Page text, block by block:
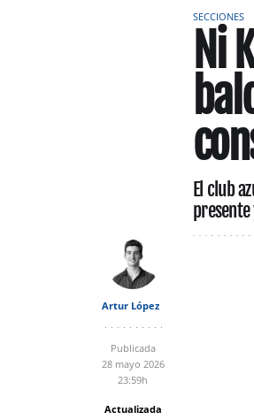
SECCIONES
Ni
El club
Artur López
Publicada
28 mayo 2026
23:59h
Actualizada